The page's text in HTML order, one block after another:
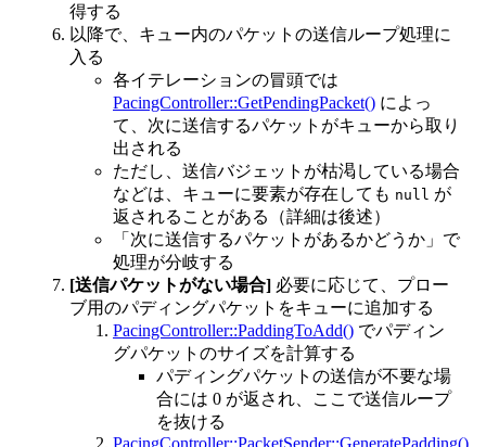
得する
以降で、キュー内のパケットの送信ループ処理に
入る
各イテレーションの冒頭では
PacingController::GetPendingPacket() によっ
て、次に送信するパケットがキューから取り
出される
ただし、送信バジェットが枯渇している場合
などは、キューに要素が存在しても null が
返されることがある（詳細は後述）
「次に送信するパケットがあるかどうか」で
処理が分岐する
[送信パケットがない場合] 必要に応じて、プロー
ブ用のパディングパケットをキューに追加する
PacingController::PaddingToAdd() でパディン
グパケットのサイズを計算する
パディングパケットの送信が不要な場
合には 0 が返され、ここで送信ループ
を抜ける